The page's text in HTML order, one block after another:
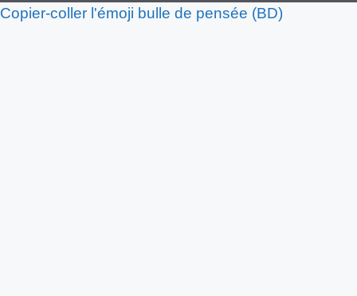
Copier-coller l'émoji bulle de pensée (BD)